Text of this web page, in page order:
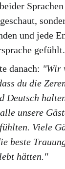
und jede
gefühlt.
danach: "Wir
du die
Deutsch
unsere
Viele
beste
hätten."